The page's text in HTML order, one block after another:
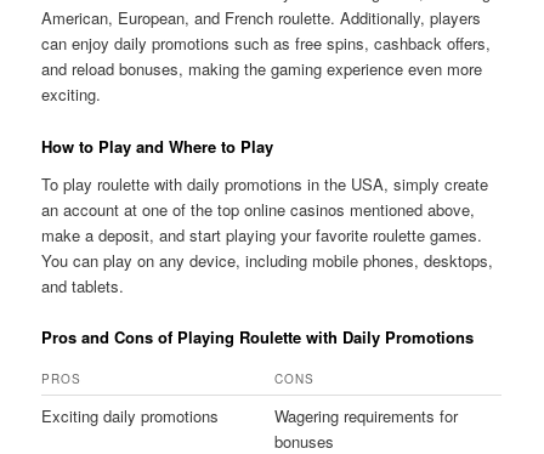
American, European, and French roulette. Additionally, players
can enjoy daily promotions such as free spins, cashback offers,
and reload bonuses, making the gaming experience even more
exciting.
How to Play and Where to Play
To play roulette with daily promotions in the USA, simply create
an account at one of the top online casinos mentioned above,
make a deposit, and start playing your favorite roulette games.
You can play on any device, including mobile phones, desktops,
and tablets.
Pros and Cons of Playing Roulette with Daily Promotions
PROS CONS
Exciting daily promotions
Wagering requirements for
bonuses